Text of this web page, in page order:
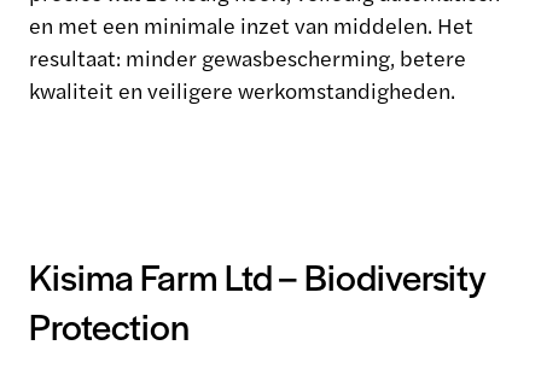
en met een minimale inzet van middelen. Het
resultaat: minder gewasbescherming, betere
kwaliteit en veiligere werkomstandigheden.
Kisima Farm Ltd – Biodiversity
Protection